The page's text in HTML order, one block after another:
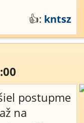
👍: kntsz
postupme
na